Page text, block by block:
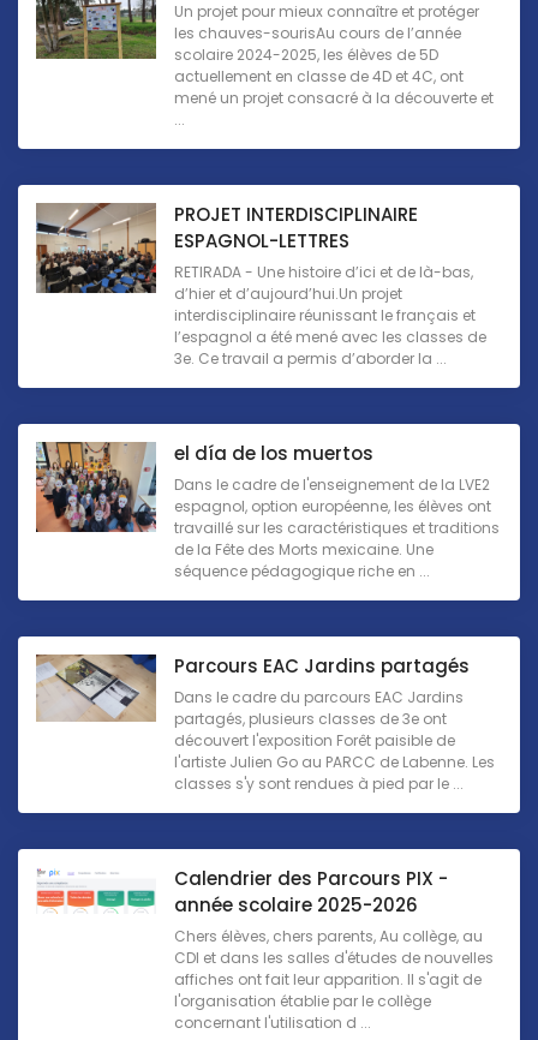
Un projet pour mieux connaître et protéger
les chauves-sourisAu cours de l’année
scolaire 2024-2025, les élèves de 5D
actuellement en classe de 4D et 4C, ont
mené un projet consacré à la découverte et
...
PROJET INTERDISCIPLINAIRE
ESPAGNOL-LETTRES
RETIRADA - Une histoire d’ici et de là-bas,
d’hier et d’aujourd’hui.Un projet
interdisciplinaire réunissant le français et
l’espagnol a été mené avec les classes de
3e. Ce travail a permis d’aborder la ...
el día de los muertos
Dans le cadre de l'enseignement de la LVE2
espagnol, option européenne, les élèves ont
travaillé sur les caractéristiques et traditions
de la Fête des Morts mexicaine. Une
séquence pédagogique riche en ...
Parcours EAC Jardins partagés
Dans le cadre du parcours EAC Jardins
partagés, plusieurs classes de 3e ont
découvert l'exposition Forêt paisible de
l'artiste Julien Go au PARCC de Labenne. Les
classes s'y sont rendues à pied par le ...
Calendrier des Parcours PIX -
année scolaire 2025-2026
Chers élèves, chers parents, Au collège, au
CDI et dans les salles d'études de nouvelles
affiches ont fait leur apparition. Il s'agit de
l'organisation établie par le collège
concernant l'utilisation d ...